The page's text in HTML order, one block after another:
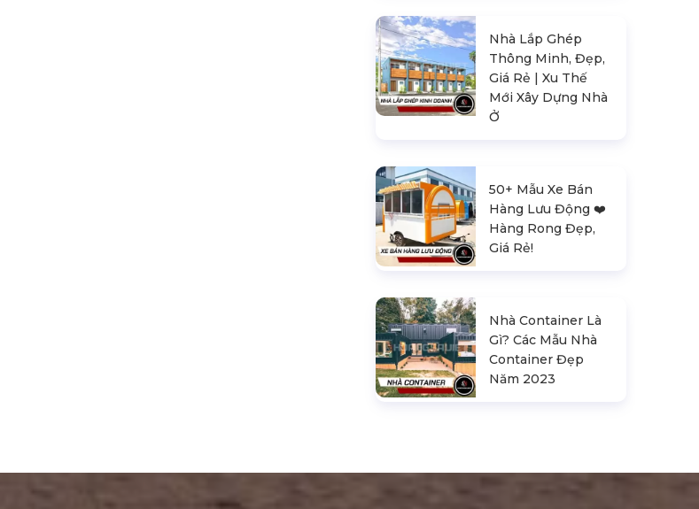
Nhà Lắp Ghép
Thông Minh, Đẹp,
Giá Rẻ | Xu Thế
Mới Xây Dựng Nhà
Ở
50+ Mẫu Xe Bán
Hàng Lưu Động ❤️️
Hàng Rong Đẹp,
Giá Rẻ!
Nhà Container Là
Gì? Các Mẫu Nhà
Container Đẹp
Năm 2023